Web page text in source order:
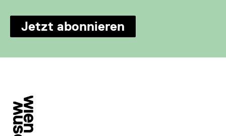
Jetzt abonnieren